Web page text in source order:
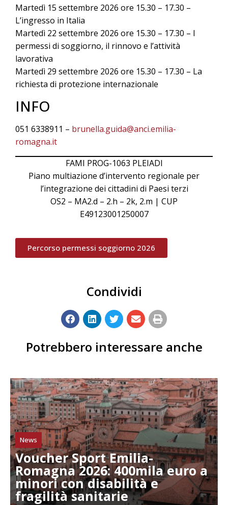
Martedì 15 settembre 2026 ore 15.30 – 17.30 –
L’ingresso in Italia
Martedì 22 settembre 2026 ore 15.30 – 17.30 – I
permessi di soggiorno, il rinnovo e l’attività
lavorativa
Martedì 29 settembre 2026 ore 15.30 – 17.30 – La
richiesta di protezione internazionale
INFO
051 6338911 – brunella.guida@anci.emilia-
romagna.it
FAMI PROG-1063 PLEIADI
Piano multiazione d’intervento regionale per
l’integrazione dei cittadini di Paesi terzi
OS2 – MA2.d – 2.h – 2k, 2.m | CUP
E49123001250007
Percorso permessi soggiorno 2026
Condividi
Potrebbero interessare anche
News
Voucher Sport Emilia-
Romagna 2026: 400mila euro a
minori con disabilità e
fragilità sanitarie